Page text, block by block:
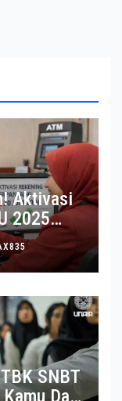
Aktivasi
2025
SNBT